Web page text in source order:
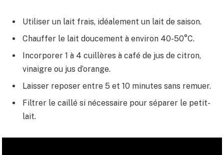
Utiliser un lait frais, idéalement un lait de saison.
Chauffer le lait doucement à environ 40-50°C.
Incorporer 1 à 4 cuillères à café de jus de citron,
vinaigre ou jus d’orange.
Laisser reposer entre 5 et 10 minutes sans remuer.
Filtrer le caillé si nécessaire pour séparer le petit-
lait.